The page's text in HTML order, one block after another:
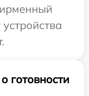
готовности